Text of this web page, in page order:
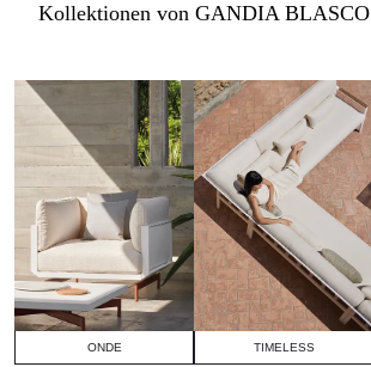
Kollektionen von GANDIA BLASCO
ONDE TIMELESS